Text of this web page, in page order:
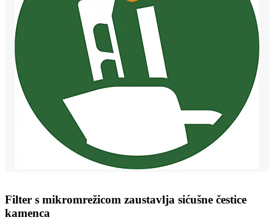
Filter s mikromrežicom zaustavlja sićušne čestice
kamenca